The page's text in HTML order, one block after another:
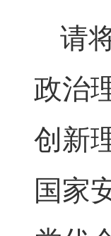
请
政治
创新
国家